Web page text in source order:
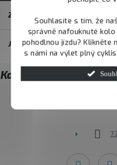
Souhlasíte s tím, že
správně nafouknuté
pohodlnou jízdu? Klikněte
s námi na výlet plný
t
í
Zákaznický servis
JOY.BIKE
Kontakt